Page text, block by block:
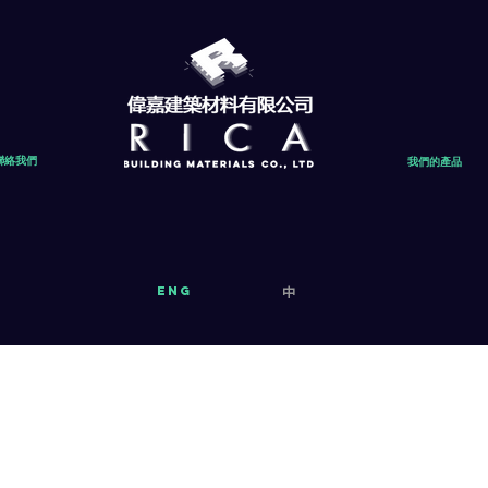
絡我們 我們的產品
eng 中